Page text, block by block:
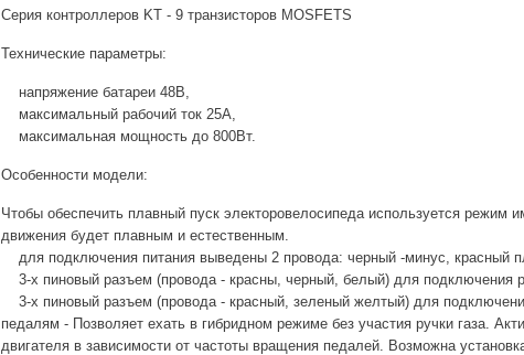
Серия контроллеров KT - 9 транзисторов MOSFETS
Технические параметры:
напряжение батареи 48В,
максимальный рабочий ток 25А,
максимальная мощность до 800Вт.
Особенности модели:
Чтобы обеспечить плавный пуск электоровелосипеда используется
движения будет плавным и естественным.
для подключения питания выведены 2 провода: черный -минус, красный
3-х пиновый разъем (провода - красны, черный, белый) для подключения
3-х пиновый разъем (провода - красный, зеленый желтый) для
педалям - Позволяет ехать в гибридном режиме без участия ручки газа.
двигателя в зависимости от частоты вращения педалей. Возможна